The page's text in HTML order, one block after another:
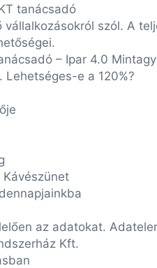
szól. A
– Ipar 4.0
e a 120%?
az adatokat.
Kft.